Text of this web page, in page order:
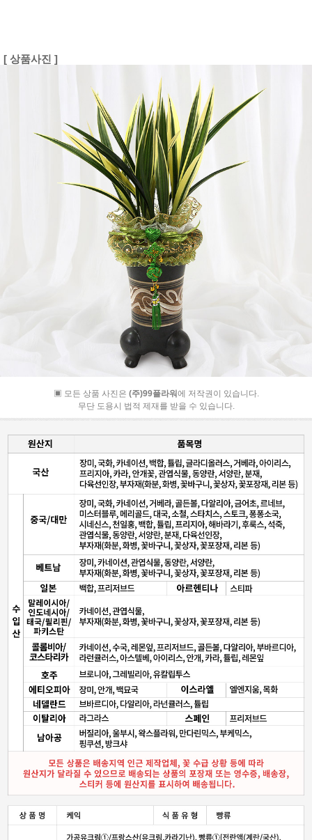
[ 상품사진 ]
▣ 모든 상품 사진은 (주)99플라워에 저작권이 있습니다.
무단 도용시 법적 제재를 받을 수 있습니다.